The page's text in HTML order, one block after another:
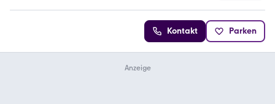
Kontakt Parken